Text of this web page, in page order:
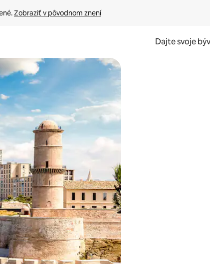
Zobraziť v pôvodnom znení
Dajte svoje
nadol alebo ich preskúmať pomocou dotykových gest či